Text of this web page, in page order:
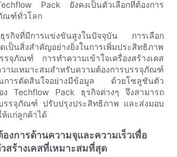
Pack ยังคงเป็นตัวเลือกที่ต้องการ
ณฑ์ทั่วโลก
รกิจที่มีการแข่งขันสูงในปัจจุบัน การเลือก
เป็นสิ่งสำคัญอย่างยิ่งในการเพิ่มประสิทธิภาพ
รจุภัณฑ์ การทำความเข้าใจเครื่องสร้างเคส
ามเหมาะสมสำหรับความต้องการบรรจุภัณฑ์
นการตัดสินใจอย่างมีข้อมูล ด้วยโซลูชันตัว
ง Techflow Pack ธุรกิจต่างๆ จึงสามารถ
รรจุภัณฑ์ ปรับปรุงประสิทธิภาพ และส่งมอบ
แก่ลูกค้าได้
งการด้านความจุและความเร็วเพื่อ
สร้างเคสที่เหมาะสมที่สุด